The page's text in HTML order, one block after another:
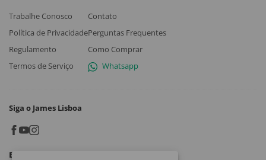
Trabalhe Conosco
Política de Privacidade
Regulamento
Termos de Serviço
Contato
Perguntas Frequentes
Como Comprar
Whatsapp
Siga o James Lisboa
Baixe o App